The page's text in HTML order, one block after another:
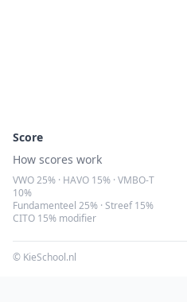
Score
How scores work
VWO 25% · HAVO 15% · VMBO-T
10%
Fundamenteel 25% · Streef 15%
CITO 15% modifier
© KieSchool.nl